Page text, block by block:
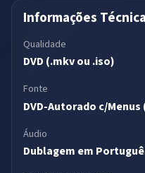
Informações
Qualidade
DVD (.mkv ou .iso)
Fonte
DVD-Autorado c/
Áudio
Dublagem em